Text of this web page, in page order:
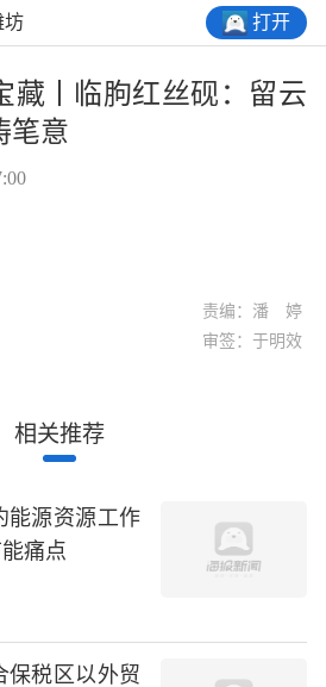
坊 打开
藏丨临朐红丝砚：留云
意
责编：潘 婷
审签：于明效
相关推荐
能源资源工作
痛点
保税区以外贸